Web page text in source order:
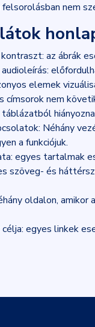
felsorolásban nem
az ábrák
elemek
címsorok nem
Néhány
a funkciójuk.
egyes tartalmak
szöveg- és
oldalon,
egyes linkek